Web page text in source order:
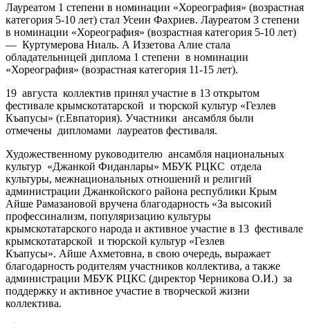
Лауреатом 1 степени в номинации «Хореография» (возрастная
категория 5-10 лет) стал Усеин Фахриев. Лауреатом 3 степени
в номинации «Хореография» (возрастная категория 5-10 лет)
— Куртумерова Ниаль. А Иззетова Алие стала
обладательницей диплома 1 степени в номинации
«Хореография» (возрастная категория 11-15 лет).
19 августа коллектив принял участие в 13 открытом
фестивале крымскотатарской и тюрской культур «Гезлев
Къапусы» (г.Евпатория). Участники ансамбля были
отмечены дипломами лауреатов фестиваля.
Художественному руководителю ансамбля национальных
культур «Джанкой Фиданлары» МБУК РЦКС отдела
культуры, межнациональных отношений и религий
администрации Джанкойского района республики Крым
Айше Рамазановой вручена благодарность «За высокий
профессинализм, популяризацию культуры
крымскотатарского народа и активное участие в 13 фестивале
крымскотатарской и тюрской культур «Гезлев
Къапусы». Айше Ахметовна, в свою очередь, выражает
благодарность родителям участников коллектива, а также
администрации МБУК РЦКС (директор Черникова О.И.) за
поддержку и активное участие в творческой жизни
коллектива.